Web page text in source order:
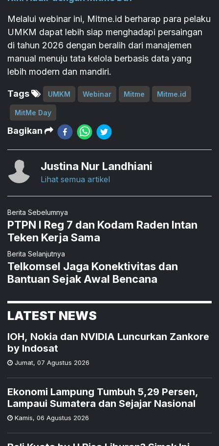
Melalui webinar ini, Mitme.id berharap para pelaku
UMKM dapat lebih siap menghadapi persaingan
di tahun 2026 dengan beralih dari manajemen
manual menuju tata kelola berbasis data yang
lebih modern dan mandiri.
Tags UMKM Webinar Mitme Mitme.id
MitMe Day
Bagikan
Justina Nur Landhiani
Lihat semua artikel
Berita Sebelumnya
PTPN I Reg 7 dan Kodam Raden Intan
Teken Kerja Sama
Berita Selanjutnya
Telkomsel Jaga Konektivitas dan
Bantuan Sejak Awal Bencana
LATEST NEWS
IOH, Nokia dan NVIDIA Luncurkan Zankore
by Indosat
Jumat, 07 Agustus 2026
Ekonomi Lampung Tumbuh 5,29 Persen,
Lampaui Sumatera dan Sejajar Nasional
Kamis, 06 Agustus 2026